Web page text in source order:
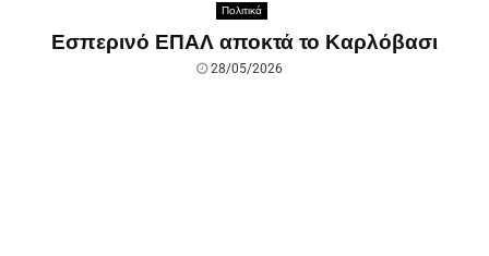
Πολιτικά
Εσπερινό ΕΠΑΛ αποκτά το Καρλόβασι
28/05/2026